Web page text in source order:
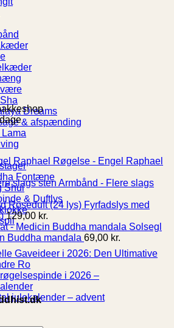
Dreams
& afspænding
Fontæne
Shui
& Duftlys
Gaveideer i 2026: Den Ultimative
Ro
i 2026 –
julekalender – advent
Røgelse - Engel Raphael
Armbånd - Flere slags
Fyrfadslys med
129,00 kr.
Solsegl
Buddha mandala 69,00 kr.